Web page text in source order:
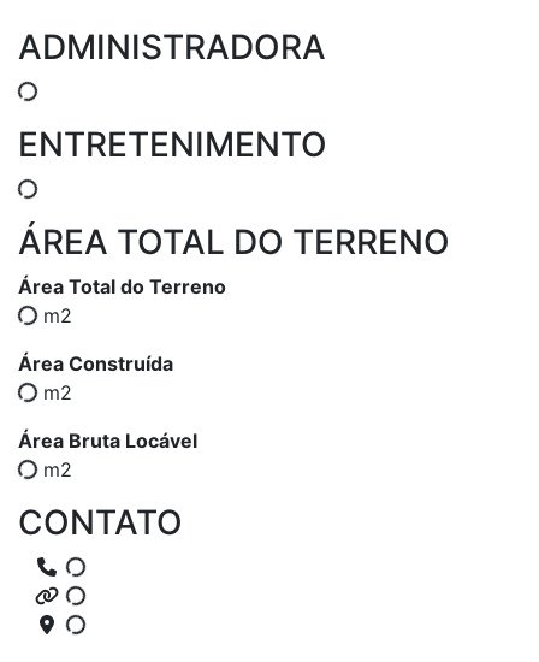
ADMINISTRADORA
ENTRETENIMENTO
ÁREA TOTAL DO TERRENO
Área Total do Terreno
m2
Área Construída
m2
Área Bruta Locável
m2
CONTATO